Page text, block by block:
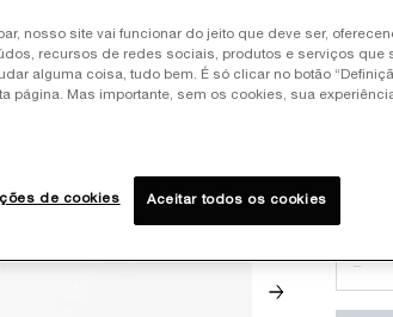
LES Ô
One
−
nosso site vai funcionar do jeito que deve ser,
recursos de redes sociais, produtos e serviços que
alguma coisa, tudo bem. É só clicar no botão
página. Mas importante, sem os cookies, sua
de cookies Aceitar todos os cookies